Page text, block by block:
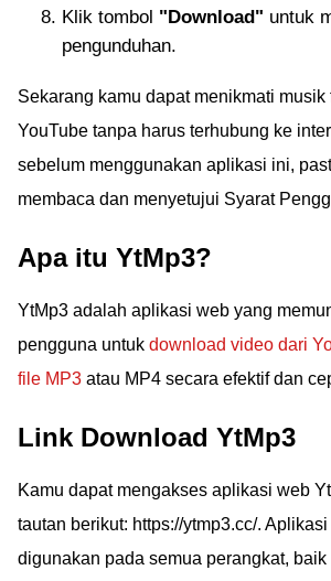
Klik tombol "Download" untuk
pengunduhan.
Sekarang kamu dapat menikmati musik
YouTube tanpa harus terhubung ke
sebelum menggunakan aplikasi ini,
membaca dan menyetujui Syarat
Apa itu YtMp3?
YtMp3 adalah aplikasi web yang
pengguna untuk download video dari
file MP3 atau MP4 secara efektif dan
Link Download YtMp3
Kamu dapat mengakses aplikasi web
tautan berikut: https://ytmp3.cc/.
digunakan pada semua perangkat, baik